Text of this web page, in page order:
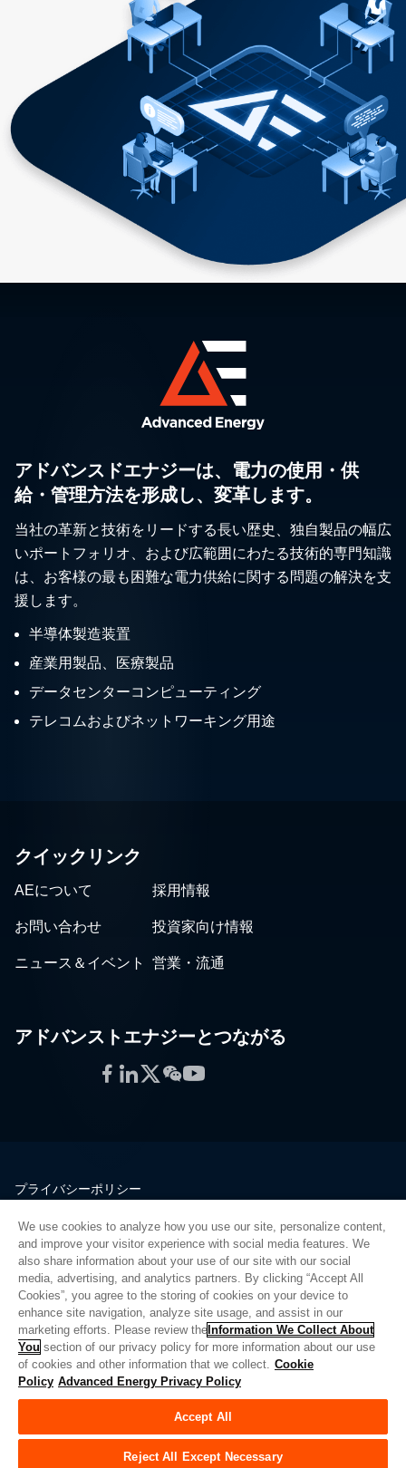
アドバンスドエナジーは、電力の使用・供
給・管理方法を形成し、変革します。
当社の革新と技術をリードする長い歴史、独自製品の幅広
いポートフォリオ、および広範囲にわたる技術的専門知識
は、お客様の最も困難な電力供給に関する問題の解決を支
援します。
半導体製造装置
産業用製品、医療製品
データセンターコンピューティング
テレコムおよびネットワーキング用途
クイックリンク
AEについて 採用情報
お問い合わせ 投資家向け情報
ニュース＆イベント 営業・流通
アドバンストエナジーとつながる
Facebook
LinkedIn
Twitter
WeChat
YouTube
プライバシーポリシー
品質
サイトマップ
サプライヤーポータル
UK Modern Slavery Act
Privacy Preferences
Do Not Sell or Share My Personal Information
Limit the Use of My Sensitive Personal Information
© Copyright 2026 アドバンスドエナジー | ビルド 39545
We use cookies to analyze how you use our site, personalize content,
and improve your visitor experience with social media features. We
also share information about your use of our site with our social
media, advertising, and analytics partners. By clicking “Accept All
Cookies”, you agree to the storing of cookies on your device to
enhance site navigation, analyze site usage, and assist in our
marketing efforts. Please review the Information We Collect About
You section of our privacy policy for more information about our use
of cookies and other information that we collect. Cookie
Policy Advanced Energy Privacy Policy
Accept All
Reject All Except Necessary